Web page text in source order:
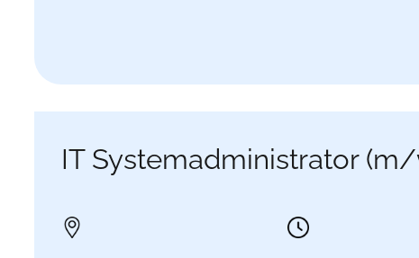
IT Systemadministrator